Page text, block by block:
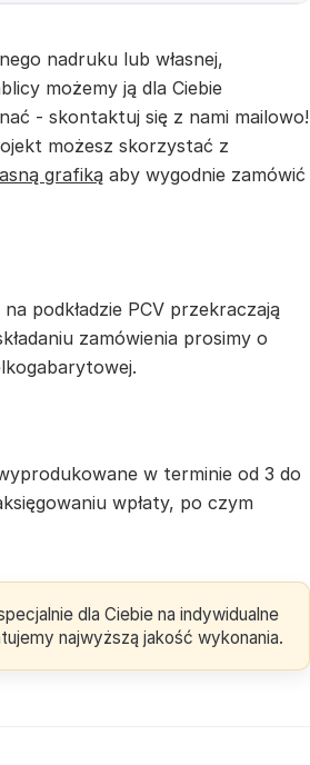
nadruku lub własnej,
możemy ją dla Ciebie
- skontaktuj się z nami mailowo!
możesz skorzystać z
grafiką aby wygodnie zamówić
podkładzie PCV przekraczają
zamówienia prosimy o
w terminie od 3 do
wpłaty, po czym
dla Ciebie na indywidualne
najwyższą jakość wykonania.